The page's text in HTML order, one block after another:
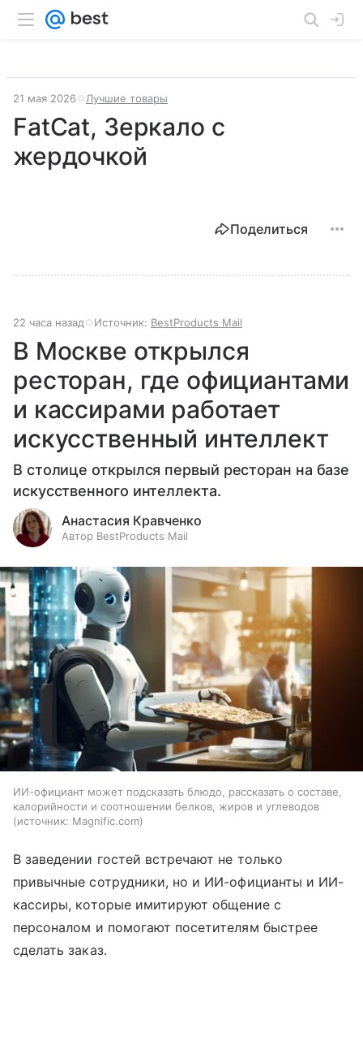
21 мая 2026 Лучшие товары
FatCat, Зеркало с
жердочкой
Поделиться
22 часа назад Источник: BestProducts Mail
В Москве открылся
ресторан, где официантами
и кассирами работает
искусственный интеллект
В столице открылся первый ресторан на базе
искусственного интеллекта.
Анастасия Кравченко
Автор BestProducts Mail
ИИ-официант может подсказать блюдо, рассказать о составе,
калорийности и соотношении белков, жиров и углеводов
источник: Magnific.com
В заведении гостей встречают не только
привычные сотрудники, но и ИИ-официанты и ИИ-
кассиры, которые имитируют общение с
персоналом и помогают посетителям быстрее
сделать заказ.